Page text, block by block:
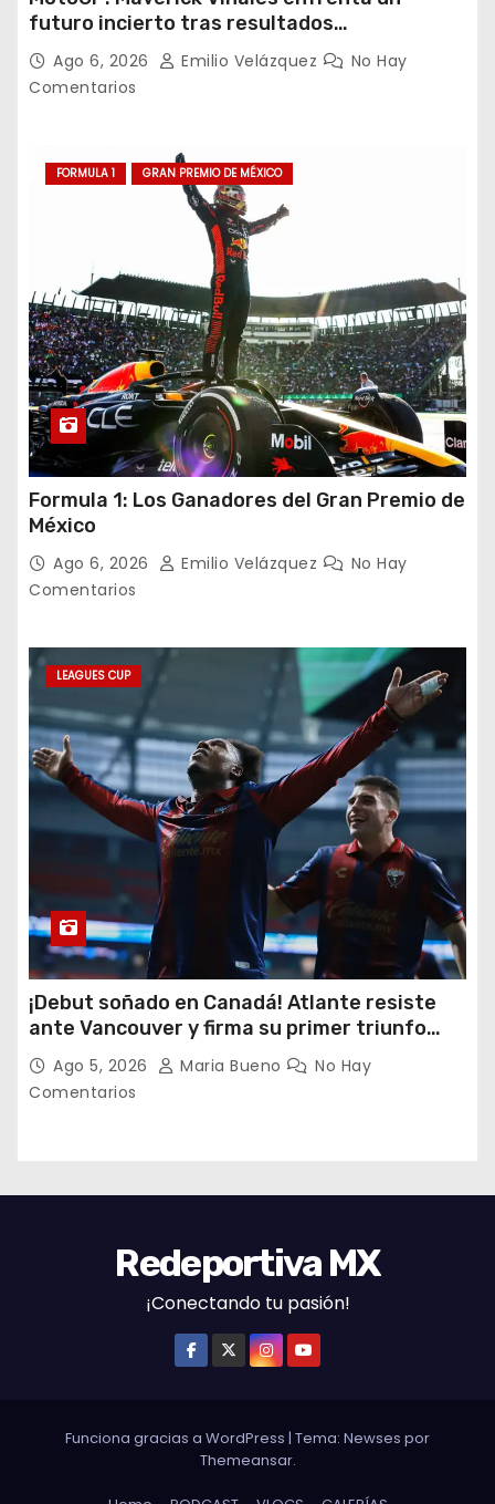
futuro incierto tras resultados
decepcionantes
Ago 6, 2026 Emilio Velázquez
No Hay
Comentarios
FORMULA 1 GRAN PREMIO DE MÉXICO
Formula 1: Los Ganadores del Gran Premio de
México
Ago 6, 2026 Emilio Velázquez
No Hay
Comentarios
LEAGUES CUP
¡Debut soñado en Canadá! Atlante resiste
ante Vancouver y firma su primer triunfo
histórico en la Leagues Cup
Ago 5, 2026 Maria Bueno
No Hay
Comentarios
Redeportiva MX
¡Conectando tu pasión!
Funciona gracias a WordPress | Tema: Newses por
Themeansar.